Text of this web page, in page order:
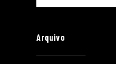
Arquivo